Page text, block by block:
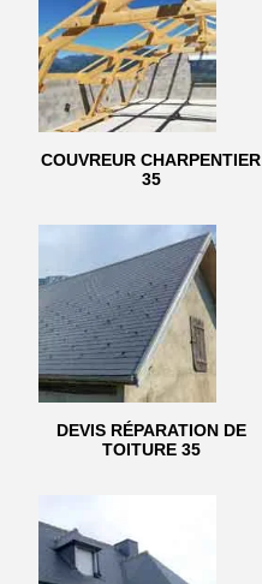
COUVREUR CHARPENTIER
35
DEVIS RÉPARATION DE
TOITURE 35